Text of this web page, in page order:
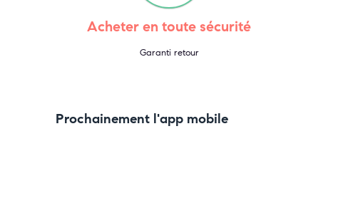
Acheter en toute sécurité
Garanti retour
Prochainement l'app mobile